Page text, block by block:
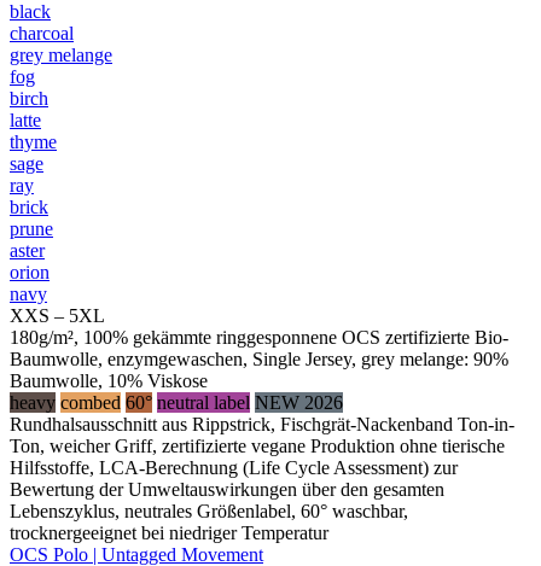
black
charcoal
grey melange
fog
birch
latte
thyme
sage
ray
brick
prune
aster
orion
navy
XXS – 5XL
180g/m², 100% gekämmte ringgesponnene OCS zertifizierte Bio-
Baumwolle, enzymgewaschen, Single Jersey, grey melange: 90%
Baumwolle, 10% Viskose
heavy combed 60° neutral label NEW 2026
Rundhalsausschnitt aus Rippstrick, Fischgrät-Nackenband Ton-in-
Ton, weicher Griff, zertifizierte vegane Produktion ohne tierische
Hilfsstoffe, LCA-Berechnung (Life Cycle Assessment) zur
Bewertung der Umweltauswirkungen über den gesamten
Lebenszyklus, neutrales Größenlabel, 60° waschbar,
trocknergeeignet bei niedriger Temperatur
OCS Polo | Untagged Movement